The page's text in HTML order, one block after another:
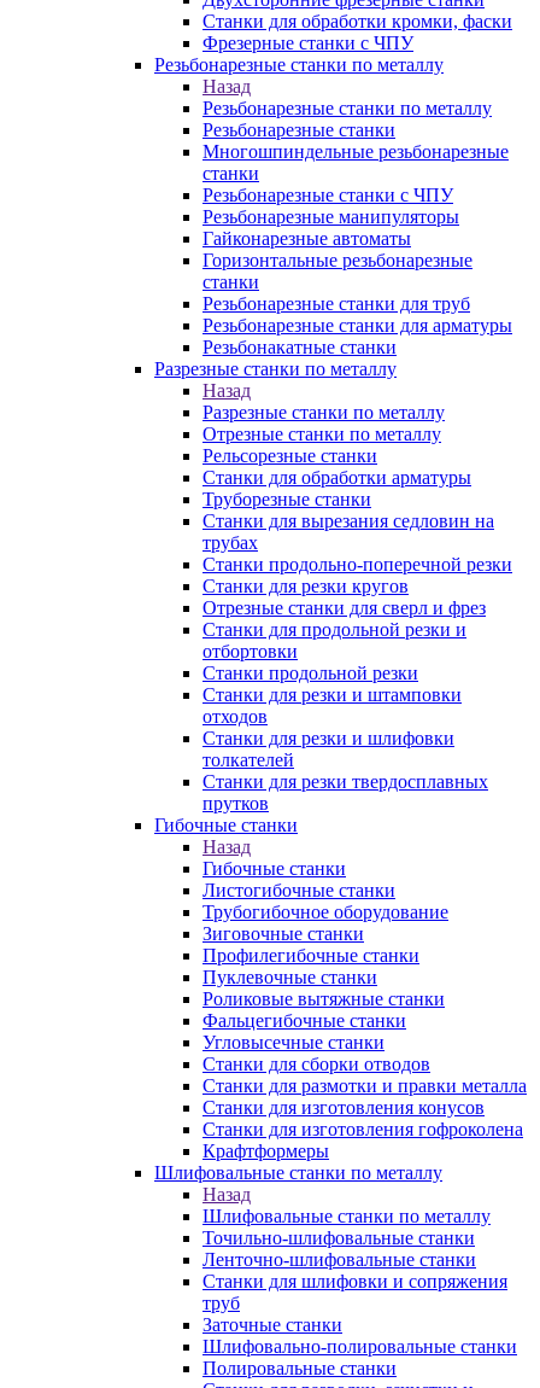
Станки для обработки кромки, фаски
Фрезерные станки с ЧПУ
Резьбонарезные станки по металлу
Назад
Резьбонарезные станки по металлу
Резьбонарезные станки
Многошпиндельные резьбонарезные
станки
Резьбонарезные станки с ЧПУ
Резьбонарезные манипуляторы
Гайконарезные автоматы
Горизонтальные резьбонарезные
станки
Резьбонарезные станки для труб
Резьбонарезные станки для арматуры
Резьбонакатные станки
Разрезные станки по металлу
Назад
Разрезные станки по металлу
Отрезные станки по металлу
Рельсорезные станки
Станки для обработки арматуры
Труборезные станки
Станки для вырезания седловин на
трубаx
Станки продольно-поперечной резки
Станки для резки кругов
Отрезные станки для сверл и фрез
Станки для продольной резки и
отбортовки
Станки продольной резки
Станки для резки и штамповки
отходов
Станки для резки и шлифовки
толкателей
Станки для резки твердосплавных
прутков
Гибочные станки
Назад
Гибочные станки
Листогибочные станки
Трубогибочное оборудование
Зиговочные станки
Профилегибочные станки
Пуклевочные станки
Роликовые вытяжные станки
Фальцегибочные станки
Угловысечные станки
Станки для сборки отводов
Станки для размотки и правки металла
Станки для изготовления конусов
Станки для изготовления гофроколена
Крафтформеры
Шлифовальные станки по металлу
Назад
Шлифовальные станки по металлу
Точильно-шлифовальные станки
Ленточно-шлифовальные станки
Станки для шлифовки и сопряжения
труб
Заточные станки
Шлифовально-полировальные станки
Полировальные станки